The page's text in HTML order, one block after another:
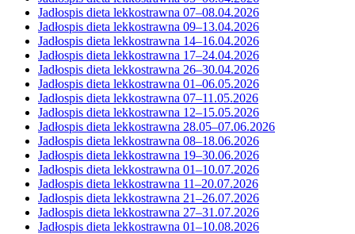
Jadłospis dieta lekkostrawna 07–08.04.2026
Jadłospis dieta lekkostrawna 09–13.04.2026
Jadłospis dieta lekkostrawna 14–16.04.2026
Jadłospis dieta lekkostrawna 17–24.04.2026
Jadłospis dieta lekkostrawna 26–30.04.2026
Jadłospis dieta lekkostrawna 01–06.05.2026
Jadłospis dieta lekkostrawna 07–11.05.2026
Jadłospis dieta lekkostrawna 12–15.05.2026
Jadłospis dieta lekkostrawna 28.05–07.06.2026
Jadłospis dieta lekkostrawna 08–18.06.2026
Jadłospis dieta lekkostrawna 19–30.06.2026
Jadłospis dieta lekkostrawna 01–10.07.2026
Jadłospis dieta lekkostrawna 11–20.07.2026
Jadłospis dieta lekkostrawna 21–26.07.2026
Jadłospis dieta lekkostrawna 27–31.07.2026
Jadłospis dieta lekkostrawna 01–10.08.2026